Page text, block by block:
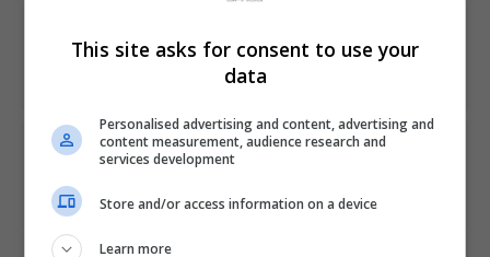
PREVIOUS ARTICLE
Comercial de The Last Guardian mostra desafios de ter
This site asks for consent to use your
data
Personalised advertising and content, advertising and
content measurement, audience research and
services development
Store and/or access information on a device
Learn more